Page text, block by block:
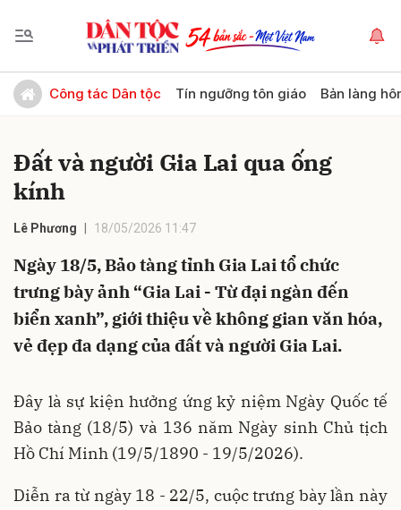
Công tác Dân tộc Tín ngưỡng tôn giáo Bản làng
Đất và người Gia Lai qua ống
kính
Lê Phương 18/05/2026 11:47
Ngày 18/5, Bảo tàng tỉnh Gia Lai tổ chức
trưng bày ảnh “Gia Lai - Từ đại ngàn đến
biển xanh”, giới thiệu về không gian văn hóa,
vẻ đẹp đa dạng của đất và người Gia Lai.
Đây là sự kiện hưởng ứng kỷ niệm Ngày Quốc tế
Bảo tàng (18/5) và 136 năm Ngày sinh Chủ tịch
Hồ Chí Minh (19/5/1890 - 19/5/2026).
Diễn ra từ ngày 18 - 22/5, cuộc trưng bày lần này
Gửi bình luận
Hủy